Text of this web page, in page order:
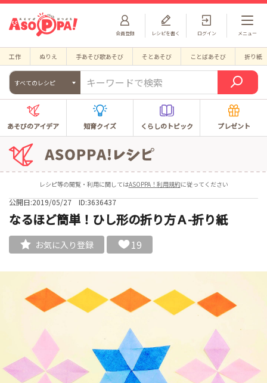
会員登録 ログイン
レシピを書く メニュー
工作 ぬりえ 手あそび歌あそび そとあそび ことばあそび 折り紙
すべてのレシピ
あそびのアイデア 知育クイズ くらしのトピック プレゼント
レシピ等の閲覧・利用に関してはASOPPA！利用規約に従ってください
公開日:2019/05/27 ID:3636437
なるほど簡単！ひし形の折り方Ａ-折り紙
お気に入り登録 19